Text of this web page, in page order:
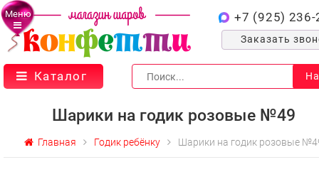
Меню +7 (925) 236-
Заказать
Каталог
Шарики на годик розовые №49
Главная Годик ребёнку Шарики на годик розовые